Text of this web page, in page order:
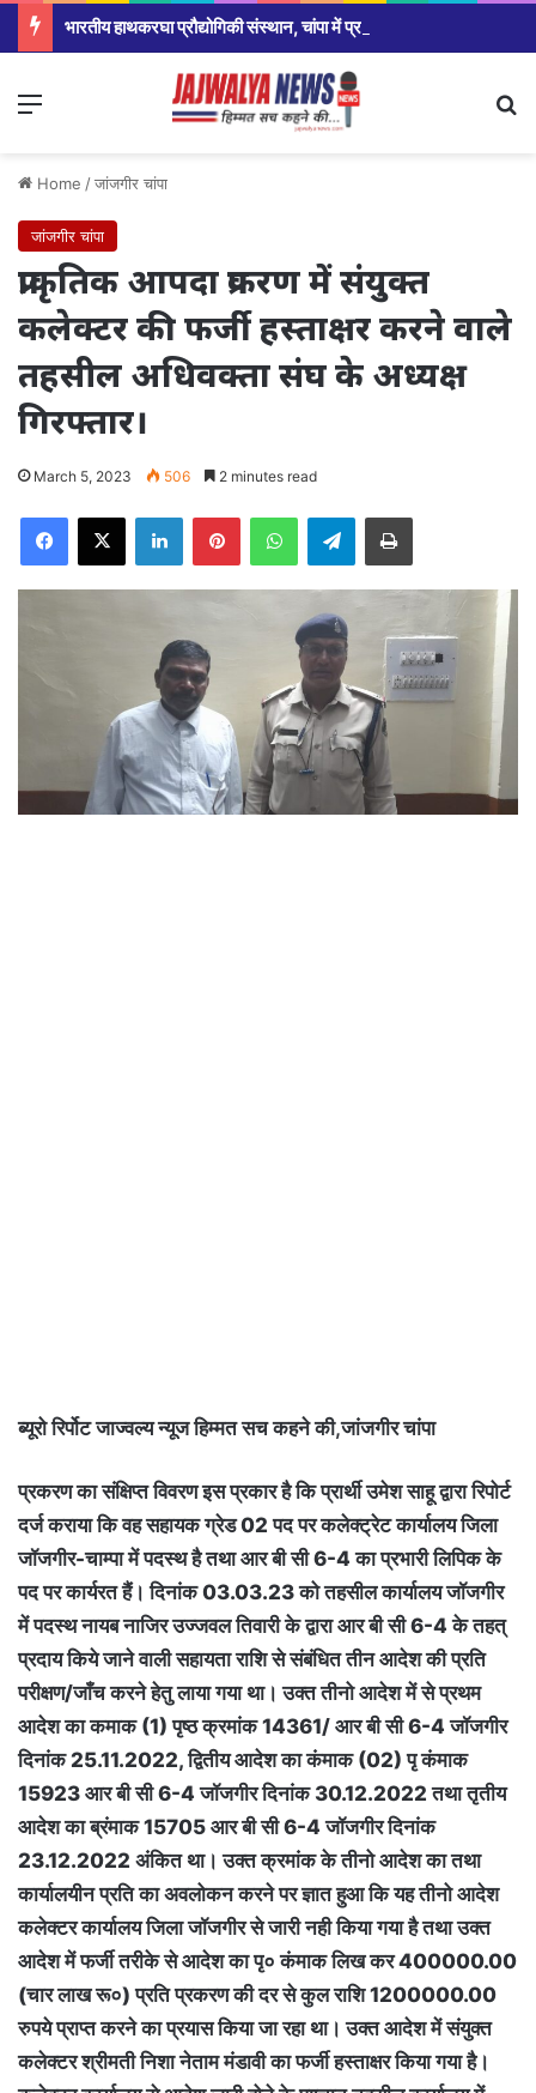
Menu
Home /जांजगीर चांपा
जांजगीर चांपा
प्राकृतिक आपदा प्रकरण में संयुक्त
कलेक्टर की फर्जी हस्ताक्षर करने वाले
तहसील अधिवक्ता संघ के अध्यक्ष
गिरफ्तार।
March 5, 2023 506 2 minutes read
Facebook
X LinkedInPinterestWhatsAppTelegramPrint
ब्यूरो रिर्पोट जाज्वल्य न्यूज हिम्मत सच कहने की,जांजगीर चांपा
प्रकरण का संक्षिप्त विवरण इस प्रकार है कि प्रार्थी उमेश साहू द्वारा रिपोर्ट
दर्ज कराया कि वह सहायक ग्रेड 02 पद पर कलेक्ट्रेट कार्यालय जिला
जॉजगीर-चाम्पा में पदस्थ है तथा आर बी सी 6-4 का प्रभारी लिपिक के
पद पर कार्यरत हैं। दिनांक 03.03.23 को तहसील कार्यालय जॉजगीर
में पदस्थ नायब नाजिर उज्जवल तिवारी के द्वारा आर बी सी 6-4 के तहत्
प्रदाय किये जाने वाली सहायता राशि से संबंधित तीन आदेश की प्रति
परीक्षण/जाँच करने हेतु लाया गया था। उक्त तीनो आदेश में से प्रथम
आदेश का कमाक (1) पृष्ठ क्रमांक 14361/ आर बी सी 6-4 जॉजगीर
दिनांक 25.11.2022, द्वितीय आदेश का कंमाक (02) पृ कंमाक
15923 आर बी सी 6-4 जॉजगीर दिनांक 30.12.2022 तथा तृतीय
आदेश का ब्रंमाक 15705 आर बी सी 6-4 जॉजगीर दिनांक
23.12.2022 अंकित था। उक्त क्रमांक के तीनो आदेश का तथा
कार्यालयीन प्रति का अवलोकन करने पर ज्ञात हुआ कि यह तीनो आदेश
कलेक्टर कार्यालय जिला जॉजगीर से जारी नही किया गया है तथा उक्त
आदेश में फर्जी तरीके से आदेश का पृ० कंमाक लिख कर 400000.00
(चार लाख रू०) प्रति प्रकरण की दर से कुल राशि 1200000.00
रुपये प्राप्त करने का प्रयास किया जा रहा था। उक्त आदेश में संयुक्त
कलेक्टर श्रीमती निशा नेताम मंडावी का फर्जी हस्ताक्षर किया गया है।